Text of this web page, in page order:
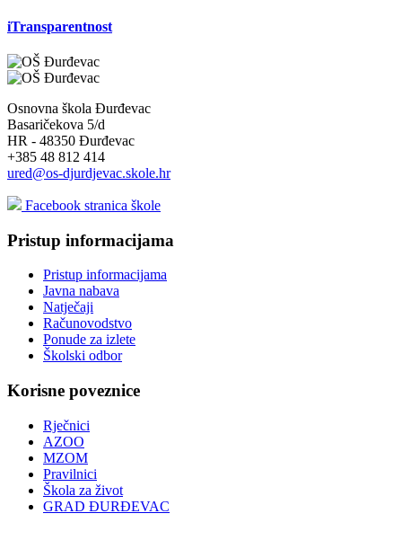
iTransparentnost
Osnovna škola Đurđevac
Basaričekova 5/d
HR - 48350 Đurđevac
+385 48 812 414
ured@os-djurdjevac.skole.hr
Facebook stranica škole
Pristup informacijama
Pristup informacijama
Javna nabava
Natječaji
Računovodstvo
Ponude za izlete
Školski odbor
Korisne poveznice
Rječnici
AZOO
MZOM
Pravilnici
Škola za život
GRAD ĐURĐEVAC